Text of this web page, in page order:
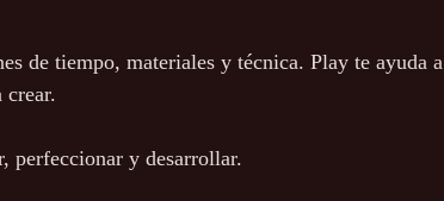
de tiempo, materiales y técnica. Play te ayuda a
crear.
perfeccionar y desarrollar.